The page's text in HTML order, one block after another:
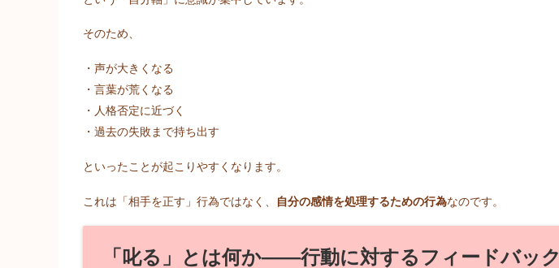
そのため、
・声が大きくなる
・言葉が荒くなる
・人格否定に近づく
・過去の失敗まで持ち出す
といったことが起こりやすくなります。
これは「相手を正す」行為ではなく、 自分の感情を処理するための行為なのです。
「叱る」とは何か――行動に対するフィードバック